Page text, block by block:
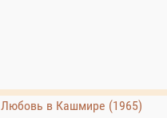
Любовь в Кашмире (1965)